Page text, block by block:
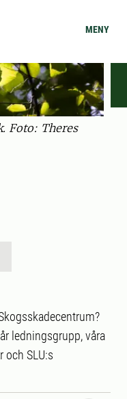
MENY
Foto: Theres
ledningsgrupp, våra
och SLU:s